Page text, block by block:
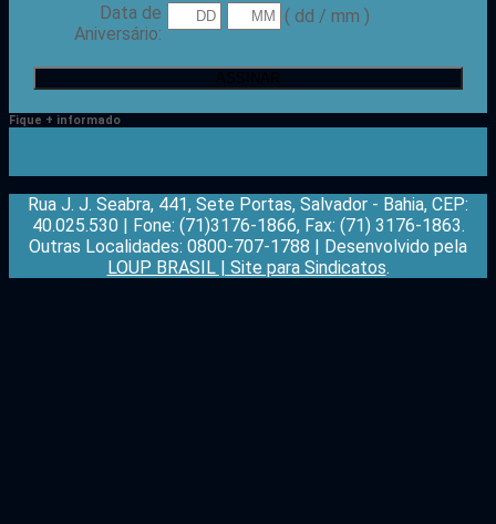
Data de
Aniversário:
( dd / mm )
Fique + informado
Rua J. J. Seabra, 441, Sete Portas, Salvador - Bahia, CEP:
40.025.530 | Fone: (71)3176-1866, Fax: (71) 3176-1863.
Outras Localidades: 0800-707-1788 | Desenvolvido pela
LOUP BRASIL | Site para Sindicatos.